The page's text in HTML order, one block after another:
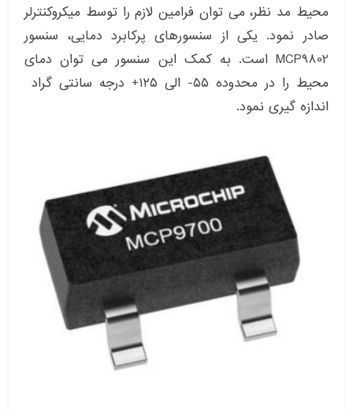
محیط مد نظر، می توان فرامین لازم را توسط میکروکنترلر
صادر نمود. یکی از سنسورهای پرکابرد دمایی، سنسور
MCP9802 است. به کمک این سنسور می توان دمای
محیط را در محدوده ۵۵- الی ۱۲۵+ درجه سانتی گراد
اندازه گیری نمود.